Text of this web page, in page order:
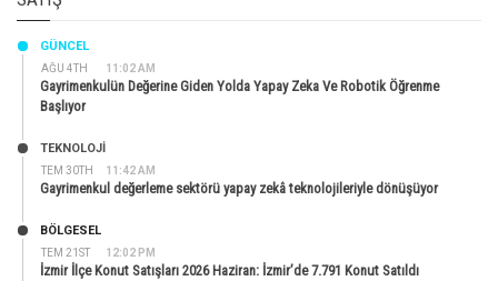
AĞU 4TH 11:02 AM
GÜNCEL
Gayrimenkulün Değerine Giden Yolda Yapay Zeka Ve Robotik Öğrenme
Başlıyor
TEM 30TH 11:42 AM
TEKNOLOJİ
Gayrimenkul değerleme sektörü yapay zekâ teknolojileriyle dönüşüyor
TEM 21ST 12:02 PM
BÖLGESEL
İzmir İlçe Konut Satışları 2026 Haziran: İzmir’de 7.791 Konut Satıldı